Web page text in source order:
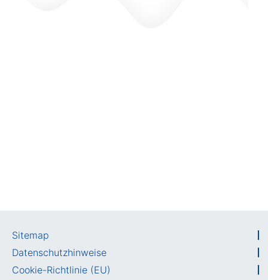
Sitemap
Datenschutzhinweise
Cookie-Richtlinie (EU)